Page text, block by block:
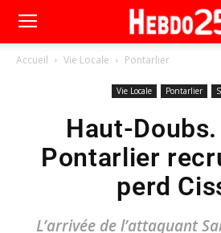
Accueil Vie Locale Pontarlier
Vie Locale Pontarlier
Haut-Doubs.
Pontarlier
perd
L’arrivée de l’attaquant